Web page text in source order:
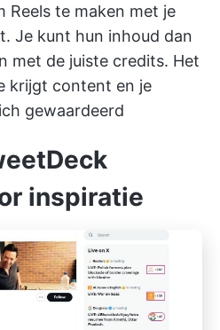
Reels te maken met je
Je kunt hun inhoud dan
met de juiste credits. Het
krijgt content en je
gewaardeerd
inspiratie